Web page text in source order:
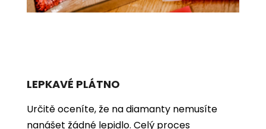
LEPKAVÉ PLÁTNO
Určitě oceníte, že na diamanty nemusíte
nanášet žádné lepidlo. Celý proces